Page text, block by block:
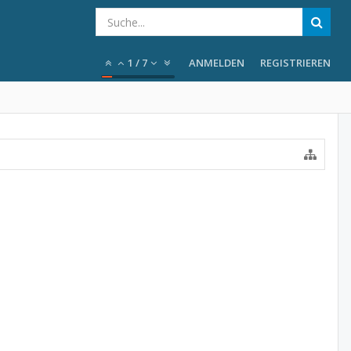
1 / 7 ANMELDEN REGISTRIEREN